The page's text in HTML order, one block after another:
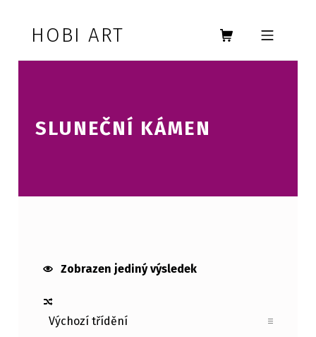
HOBI ART MOBILE MENU
SLUNEČNÍ KÁMEN
SLUNEČNÍ KÁMEN Zobrazen jediný výsledek